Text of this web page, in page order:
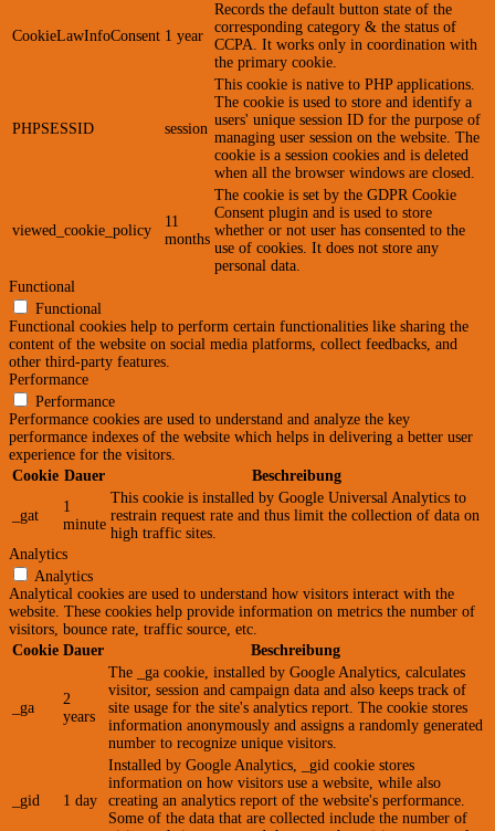
CookieLawInfoConsent 1 year
Records the default button state of the
corresponding category & the status of
CCPA. It works only in coordination with
the primary cookie.
PHPSESSID session
This cookie is native to PHP applications.
The cookie is used to store and identify a
users' unique session ID for the purpose of
managing user session on the website. The
cookie is a session cookies and is deleted
when all the browser windows are closed.
viewed_cookie_policy
11
months
The cookie is set by the GDPR Cookie
Consent plugin and is used to store
whether or not user has consented to the
use of cookies. It does not store any
personal data.
Functional
Functional
Functional cookies help to perform certain functionalities like sharing the
content of the website on social media platforms, collect feedbacks, and
other third-party features.
Performance
Performance
Performance cookies are used to understand and analyze the key
performance indexes of the website which helps in delivering a better user
experience for the visitors.
Cookie Dauer Beschreibung
_gat
1
minute
This cookie is installed by Google Universal Analytics to
restrain request rate and thus limit the collection of data on
high traffic sites.
Analytics
Analytics
Analytical cookies are used to understand how visitors interact with the
website. These cookies help provide information on metrics the number of
visitors, bounce rate, traffic source, etc.
Cookie Dauer Beschreibung
_ga
2
years
The _ga cookie, installed by Google Analytics, calculates
visitor, session and campaign data and also keeps track of
site usage for the site's analytics report. The cookie stores
information anonymously and assigns a randomly generated
number to recognize unique visitors.
_gid 1 day
Installed by Google Analytics, _gid cookie stores
information on how visitors use a website, while also
creating an analytics report of the website's performance.
Some of the data that are collected include the number of